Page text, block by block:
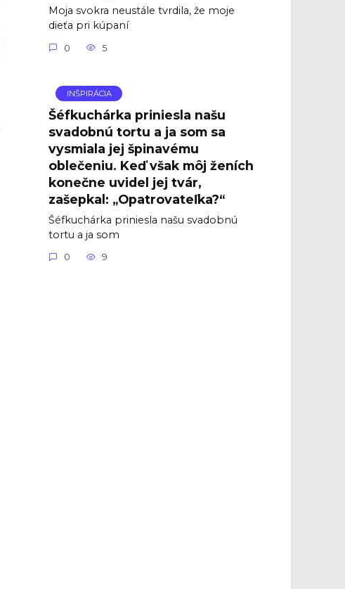
Moja svokra neustále tvrdila, že moje
dieťa pri kúpaní
0 5
INŠPIRÁCIA
Šéfkuchárka priniesla našu
svadobnú tortu a ja som sa
vysmiala jej špinavému
oblečeniu. Keď však môj ženích
konečne uvidel jej tvár,
zašepkal: „Opatrovateľka?“
Šéfkuchárka priniesla našu svadobnú
tortu a ja som
0 9